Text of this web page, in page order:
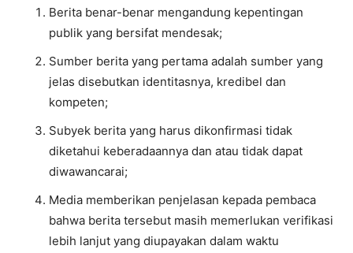
Berita benar-benar mengandung kepentingan
publik yang bersifat mendesak;
Sumber berita yang pertama adalah sumber yang
jelas disebutkan identitasnya, kredibel dan
kompeten;
Subyek berita yang harus dikonfirmasi tidak
diketahui keberadaannya dan atau tidak dapat
diwawancarai;
Media memberikan penjelasan kepada pembaca
bahwa berita tersebut masih memerlukan verifikasi
lebih lanjut yang diupayakan dalam waktu